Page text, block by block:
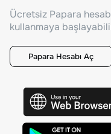
Ücretsiz Papara
kullanmaya
Papara Hesabı Aç